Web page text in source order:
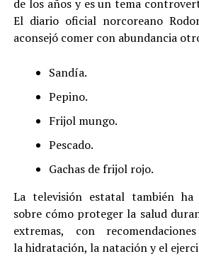
de los años y es un tema
El diario oficial norcoreano
aconsejó comer con abundancia
Sandía.
Pepino.
Frijol mungo.
Pescado.
Gachas de frijol rojo.
La televisión estatal también ha
sobre cómo proteger la salud
extremas, con
la hidratación, la natación y el